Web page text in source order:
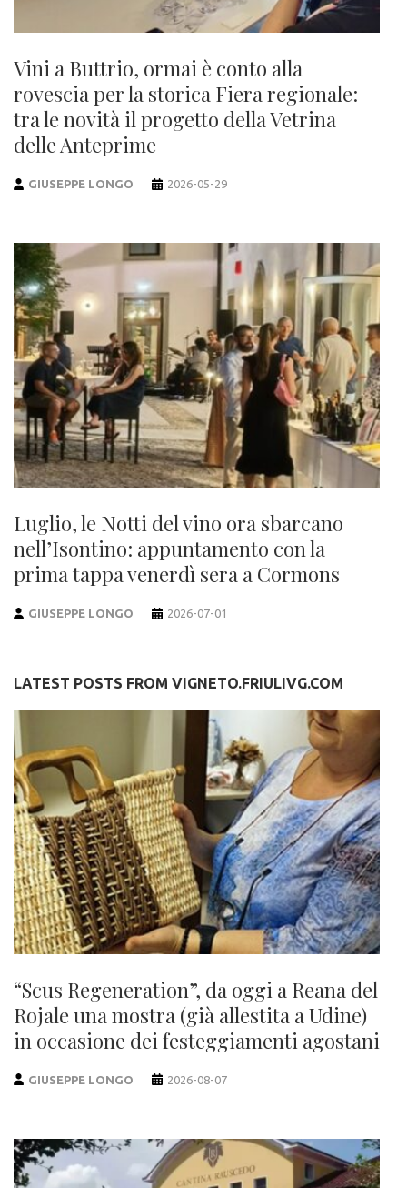
Vini a Buttrio, ormai è conto alla
rovescia per la storica Fiera regionale:
tra le novità il progetto della Vetrina
delle Anteprime
GIUSEPPE LONGO 2026-05-29
Luglio, le Notti del vino ora sbarcano
nell’Isontino: appuntamento con la
prima tappa venerdì sera a Cormons
GIUSEPPE LONGO 2026-07-01
LATEST POSTS FROM VIGNETO.FRIULIVG.COM
“Scus Regeneration”, da oggi a Reana del
Rojale una mostra (già allestita a Udine)
in occasione dei festeggiamenti agostani
GIUSEPPE LONGO 2026-08-07